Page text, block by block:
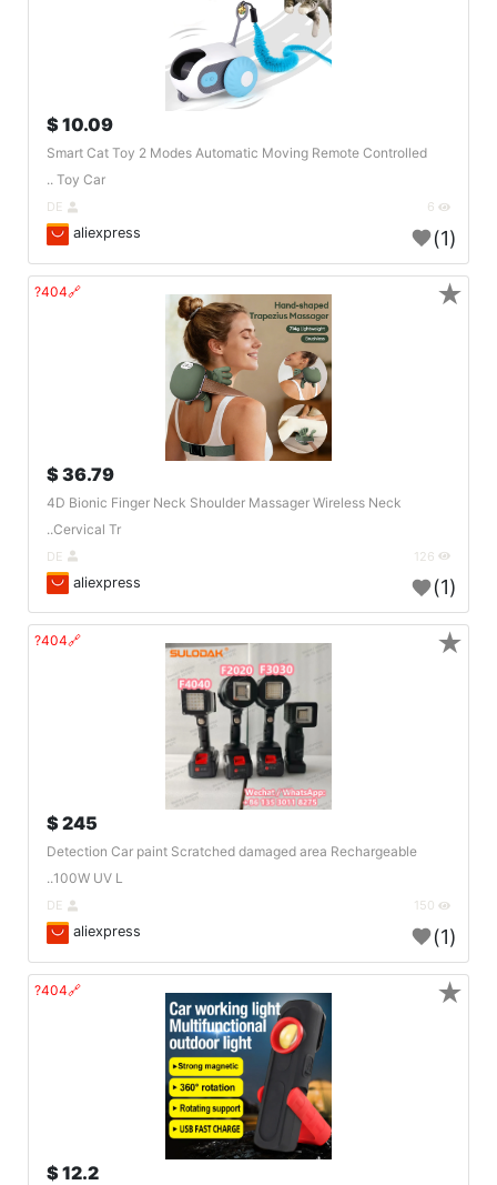
10.09 $
Smart Cat Toy 2 Modes Automatic Moving Remote Controlled
Toy Car ..
aliexpress (1)
🔗404?
36.79 $
4D Bionic Finger Neck Shoulder Massager Wireless Neck
Cervical Tr..
aliexpress (1)
★
🔗404?
245 $
Detection Car paint Scratched damaged area Rechargeable
100W UV L..
aliexpress (1)
★
🔗404?
12.2 $
★